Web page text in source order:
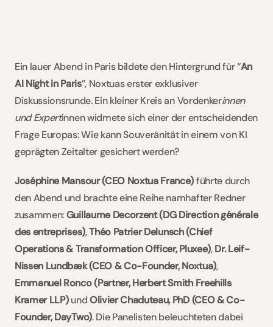
Ein lauer Abend in Paris bildete den Hintergrund für “An
AI Night in Paris”, Noxtuas erster exklusiver
Diskussionsrunde. Ein kleiner Kreis an Vordenkerinnen
und Expertinnen widmete sich einer der entscheidenden
Frage Europas: Wie kann Souveränität in einem von KI
geprägten Zeitalter gesichert werden?
Joséphine Mansour (CEO Noxtua France) führte durch
den Abend und brachte eine Reihe namhafter Redner
zusammen: Guillaume Decorzent (DG Direction générale
des entreprises), Théo Patrier Delunsch (Chief
Operations & Transformation Officer, Pluxee), Dr. Leif-
Nissen Lundbæk (CEO & Co-Founder, Noxtua),
Emmanuel Ronco (Partner, Herbert Smith Freehills
Kramer LLP) und Olivier Chaduteau, PhD (CEO & Co-
Founder, DayTwo). Die Panelisten beleuchteten dabei
Schweden / Blendow-Noxtua